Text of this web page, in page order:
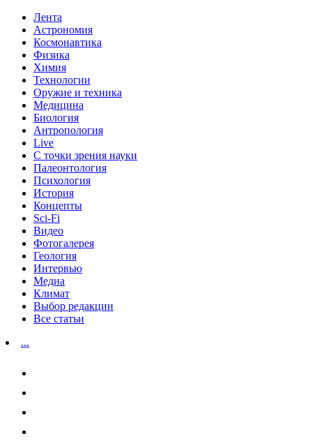
Лента
Астрономия
Космонавтика
Физика
Химия
Технологии
Оружие и техника
Медицина
Биология
Антропология
Live
С точки зрения науки
Палеонтология
Психология
История
Концепты
Sci-Fi
Видео
Фотогалерея
Геология
Интервью
Медиа
Климат
Выбор редакции
Все статьи
...